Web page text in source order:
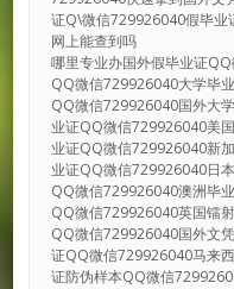
证Q\微信729926040假毕
网上能查到吗
哪里专业办国外假毕业证
QQ微信729926040大学毕
QQ微信729926040国外大
业证QQ微信729926040美
业证QQ微信729926040新
业证QQ微信729926040日
QQ微信729926040澳洲毕
QQ微信729926040英国镭
QQ微信729926040国外文
证QQ微信729926040马来
证防伪样本QQ微信